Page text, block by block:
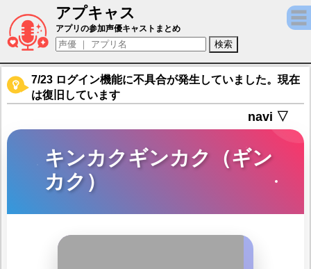
アプキャス
キンカクギンカク（ギンカク）（声優：前
アプリの参加声優キャストまとめ
7/23 ログイン機能に不具合が発生していました。現在
は復旧しています
navi ▽
キンカクギンカク（ギン
カク）